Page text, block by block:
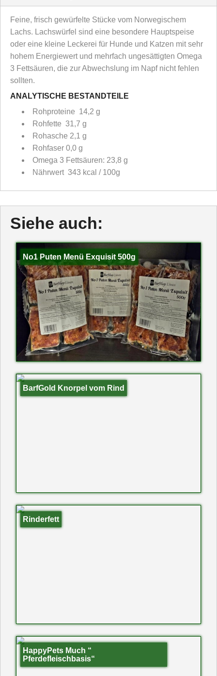
Feine, frisch gewürfelte Stücke vom Norwegischem
Lachs. Lachswürfel sind eine besondere Hauptspeise
oder eine kleine Leckerei für Hunde und Katzen mit sehr
hohem Energiewert und mehrfach ungesättigten Omega
3 Fettsäuren, die zur Abwechslung im Napf nicht fehlen
sollten.
ANALYTISCHE BESTANDTEILE
Rohproteine 14,2 g
Rohfette 31,7 g
Rohasche 2,1 g
Rohfaser 0,0 g
Omega 3 Fettsäuren: 23,8 g
Nährwert 343 kcal / 100g
Siehe auch:
No1 Puten Menü Exquisit 500g
BarfGold Knorpel vom Rind
Rinderfett
HappyPets Much “
Pferdefleischbasis“